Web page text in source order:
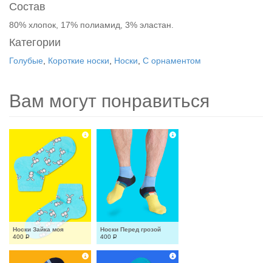
Состав
80% хлопок, 17% полиамид, 3% эластан.
Категории
Голубые Короткие носки Носки С орнаментом
Вам могут понравиться
Носки Зайка моя
400 Р
Носки Перед грозой
400 Р